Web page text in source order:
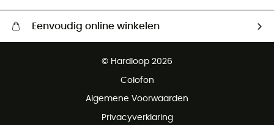
Eenvoudig online winkelen
Gratis retourneren binnen 100 dagen
© Hardloop 2026
Colofon
Algemene Voorwaarden
Privacyverklaring